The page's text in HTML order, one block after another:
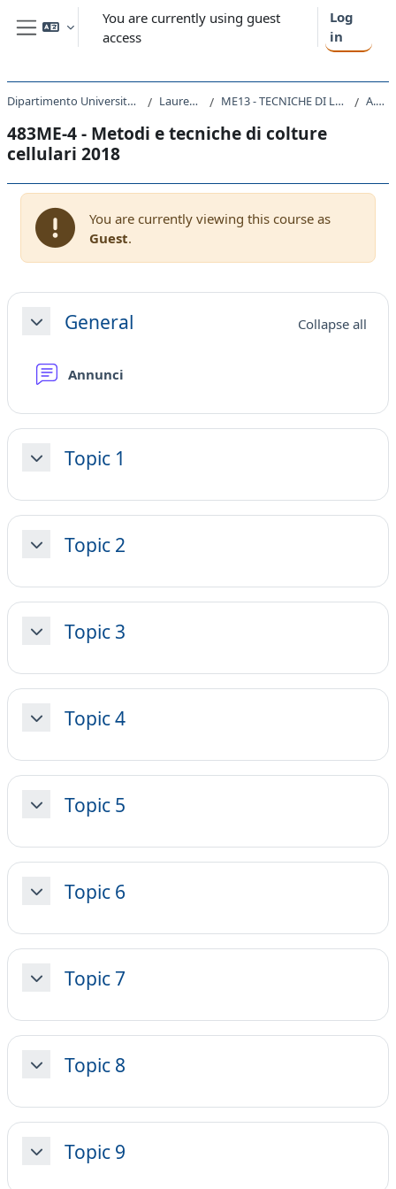
Skip to main content
Side panel
You are currently using guest
access
Log
in
Dipartimento Universitario Clinico di Scienze mediche, chirurgiche e della salute Laurea triennale (DM270) ME13 - TECNICHE DI LABORATORIO BIOMEDICO (ABILITANTE ALLA PROFESSIONE SANITARIA DI TECNICO DI LABORATORIO BIOMEDICO) A.A. 2018 - 2019
483ME-4 - Metodi e tecniche di colture
cellulari 2018
You are currently viewing this course as
Guest.
Section outline
CollapseGeneral Collapse all
Annunci
CollapseTopic 1
CollapseTopic 2
CollapseTopic 3
CollapseTopic 4
CollapseTopic 5
CollapseTopic 6
CollapseTopic 7
CollapseTopic 8
CollapseTopic 9